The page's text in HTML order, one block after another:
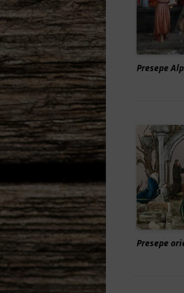
Presepe
Presepe